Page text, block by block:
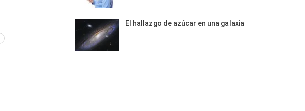
El hallazgo de azúcar en una galaxia